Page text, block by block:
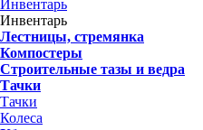
Инвентарь
Инвентарь
Лестницы, стремянка
Компостеры
Строительные тазы и ведра
Тачки
Тачки
Колеса